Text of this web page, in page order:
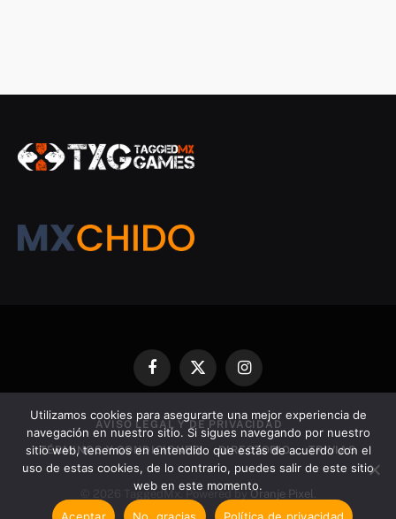
FacebookX
(Twitter)
Instagram
AVISO LEGAL Y DE PRIVACIDAD
TÉRMINOS Y CONDICIONES DIRECTORIO TRIVIAS
© 2026 TaggedMx. Powered byOranje Pixel
Utilizamos cookies para asegurarte una mejor experiencia de
navegación en nuestro sitio. Si sigues navegando por nuestro
sitio web, tenemos en entendido que estás de acuerdo con el
uso de estas cookies, de lo contrario, puedes salir de este sitio
web en este momento.
Aceptar No, gracias Política de privacidad